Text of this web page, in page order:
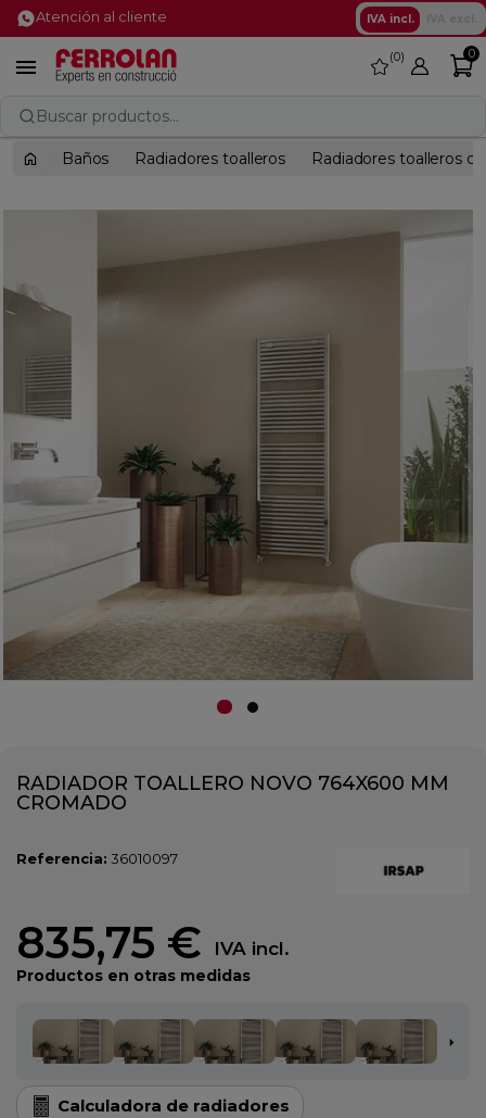
Atención al cliente IVA incl.
 favorite
0 0
Buscar productos...
Baños Radiadores toalleros Radiadores toalleros
RADIADOR TOALLERO NOVO 764X600 MM
CROMADO
Referencia: 36010097
835,75 € IVA incl.
Productos en otras medidas
Calculadora de radiadores